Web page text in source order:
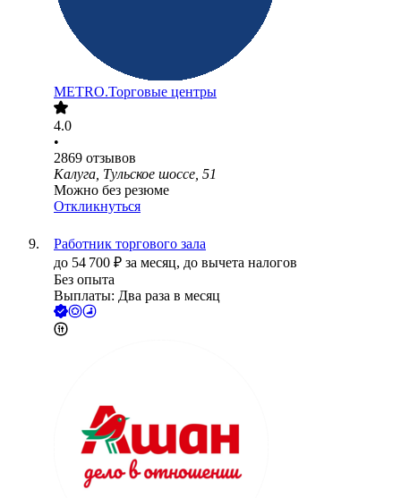
METRO.Торговые центры
4.0
•
2869 отзывов
Калуга, Тульское шоссе, 51
Можно без резюме
Откликнуться
Работник торгового зала
до 54 700 ₽ за месяц, до вычета налогов
Без опыта
Выплаты: Два раза в месяц